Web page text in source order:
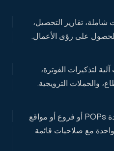
شاملة، تقارير التحصيل،
للحصول على رؤى الأعمال.
آلية لتذكيرات الفوترة،
والحملات الترويجية.
إدارة عدة POPs أو فروع أو مواقع
مع صلاحيات قائمة